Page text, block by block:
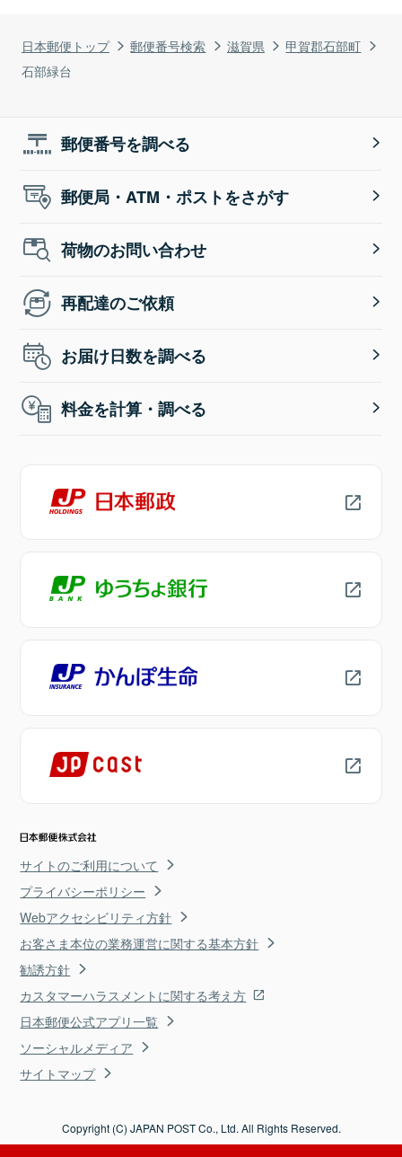
日本郵便トップ 郵便番号検索 滋賀県
甲賀郡石部町
石部緑台
郵便番号を調べる
郵便局・ATM・ポストをさがす
荷物のお問い合わせ
再配達のご依頼
お届け日数を調べる
料金を計算・調べる
サイトのご利用について
プライバシーポリシー
Webアクセシビリティ方針
お客さま本位の業務運営に関する基本方針
勧誘方針
カスタマーハラスメントに関する考え方
日本郵便公式アプリ一覧
ソーシャルメディア
サイトマップ
Copyright (C) JAPAN POST Co., Ltd. All Rights Reserved.